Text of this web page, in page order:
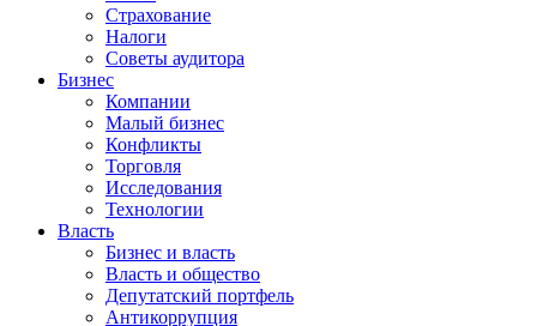
Страхование
Налоги
Советы аудитора
Бизнес
Компании
Малый бизнес
Конфликты
Торговля
Исследования
Технологии
Власть
Бизнес и власть
Власть и общество
Депутатский портфель
Антикоррупция